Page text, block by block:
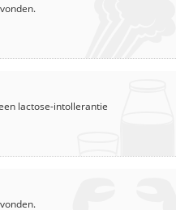
lactose-intollerantie